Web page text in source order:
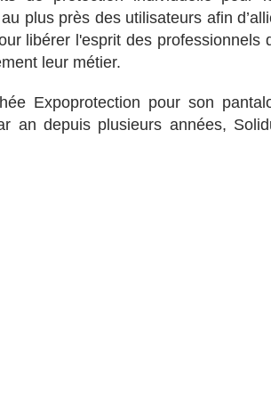
plus près des utilisateurs afin
libérer l'esprit des professionnels
leur métier.
Expoprotection pour son
an depuis plusieurs années,